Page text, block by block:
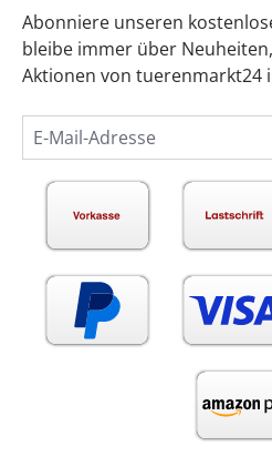
Abonniere unseren
bleibe immer über
Aktionen von tuerenmarkt24